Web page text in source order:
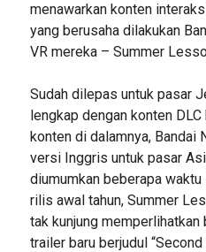
menawarkan konten
yang berusaha dilakukan
VR mereka – Summer
Sudah dilepas untuk pasar
lengkap dengan konten
konten di dalamnya, Bandai
versi Inggris untuk pasar
diumumkan beberapa
rilis awal tahun, Summer
tak kunjung memperlihatkan
trailer baru berjudul